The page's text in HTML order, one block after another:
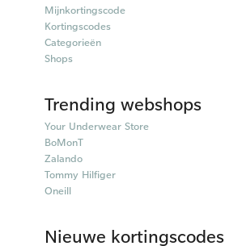
Mijnkortingscode
Kortingscodes
Categorieën
Shops
Trending webshops
Your Underwear Store
BoMonT
Zalando
Tommy Hilfiger
Oneill
Nieuwe kortingscodes